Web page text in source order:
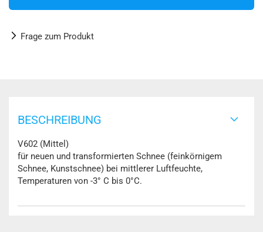
Frage zum Produkt
BESCHREIBUNG
V602 (Mittel)
für neuen und transformierten Schnee (feinkörnigem
Schnee, Kunstschnee) bei mittlerer Luftfeuchte,
Temperaturen von -3° C bis 0°C.